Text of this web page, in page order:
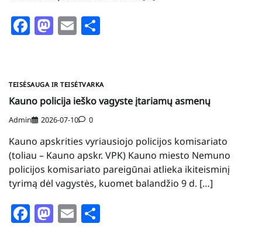
Facebook
Mastodon
Email
TEISĖSAUGA IR TEISĖTVARKA
Kauno policija ieško vagyste įtariamų asmenų
Admin 2026-07-10 0
Kauno apskrities vyriausiojo policijos komisariato
(toliau – Kauno apskr. VPK) Kauno miesto Nemuno
policijos komisariato pareigūnai atlieka ikiteisminį
tyrimą dėl vagystės, kuomet balandžio 9 d. […]
Facebook
Mastodon
Email